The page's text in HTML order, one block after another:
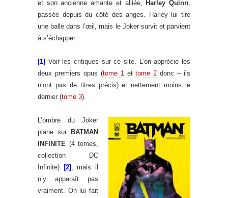
et son ancienne amante et alliée, Harley Quinn,
passée depuis du côté des anges. Harley lui tire
une balle dans l’œil, mais le Joker survit et parvient
à s’échapper.
[1] Voir les critiques sur ce site. L’on apprécie les
deux premiers opus (tome 1ettome 2 donc – ils
n’ont pas de titres précis) et nettement moins le
dernier (tome 3).
L’ombre du Joker
plane sur
BATMAN
INFINITE (4 tomes,
collection DC
Infinite)
[2] , mais il
n’y apparaît pas
vraiment. On lui fait